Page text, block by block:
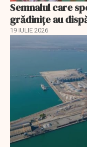
Semnalul care
grădinițe au
19 IULIE 2026